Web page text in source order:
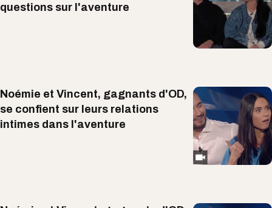
questions sur l'aventure
Noémie et Vincent, gagnants d'OD,
se confient sur leurs relations
intimes dans l'aventure